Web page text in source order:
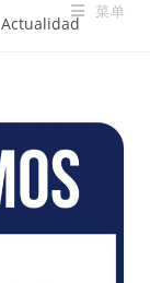
菜单
Actualidad